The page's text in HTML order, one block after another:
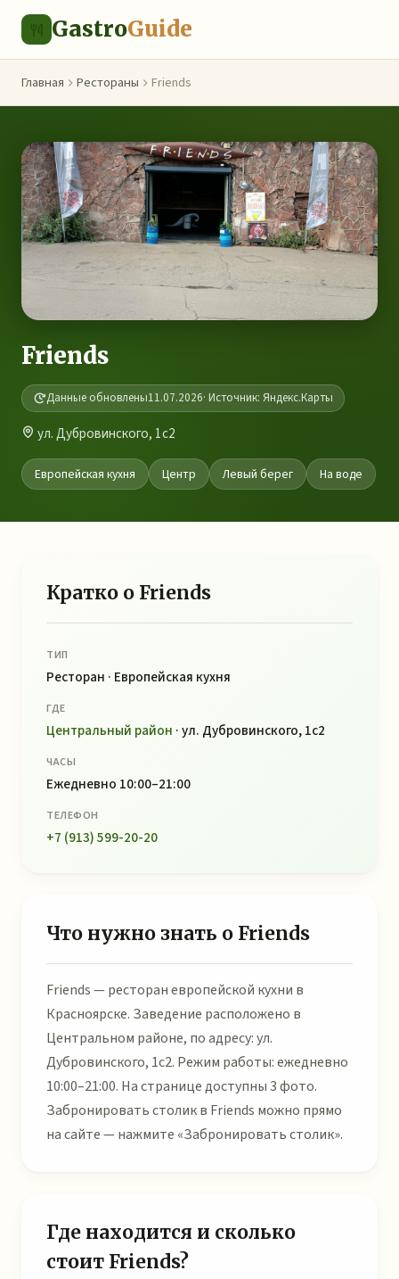
GastroGuide
Главная Рестораны Friends
Friends
Данные обновлены11.07.2026· Источник: Яндекс.Карты
ул. Дубровинского, 1с2
Европейская кухня Центр Левый берег На воде
Кратко о Friends
ТИП
Ресторан · Европейская кухня
ГДЕ
Центральный район · ул. Дубровинского, 1с2
ЧАСЫ
Ежедневно 10:00–21:00
ТЕЛЕФОН
+7 (913) 599-20-20
Что нужно знать о Friends
Friends — ресторан европейской кухни в
Красноярске. Заведение расположено в
Центральном районе, по адресу: ул.
Дубровинского, 1с2. Режим работы: ежедневно
10:00–21:00. На странице доступны 3 фото.
Забронировать столик в Friends можно прямо
на сайте — нажмите «Забронировать столик».
Где находится и сколько
стоит Friends?